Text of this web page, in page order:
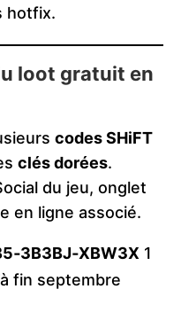
hotfix.
loot gratuit en
codes SHiFT
clés dorées.
du jeu, onglet
en ligne associé.
1
fin septembre